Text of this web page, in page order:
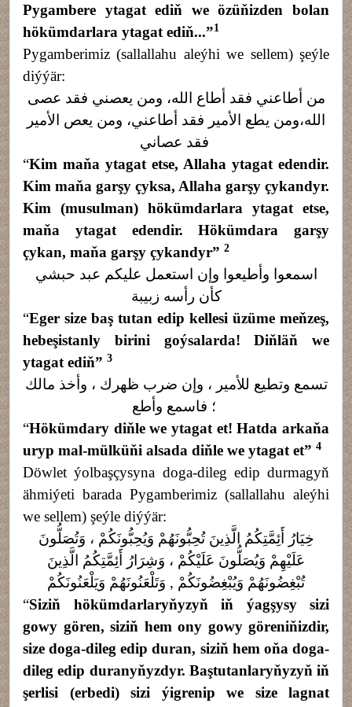
Pygambere ytagat ediň we özüňizden bolan
hökümdarlara ytagat ediň...”1
Pygamberimiz (sallallahu aleýhi we sellem) şeýle
diýýär:
من أطاعني فقد أطاع الله، ومن يعصني فقد عصى
الله،ومن يطع الأمير فقد أطاعني، ومن يعص الأمير
“Kim maňa ytagat etse, Allaha ytagat edendir.
Kim maňa garşy çyksa, Allaha garşy çykandyr.
Kim (musulman) hökümdarlara ytagat etse,
maňa ytagat edendir. Hökümdara garşy
çykan, maňa garşy çykandyr” 2
اسمعوا وأطيعوا وإن استعمل عليكم عبد حبشي
كأن رأسه زبيبة
“Eger size baş tutan edip kellesi üzüme meňzeş,
hebeşistanly birini goýsalarda! Diňläň we
ytagat ediň” 3
تسمع وتطيع للأمير ، وإن ضرب ظهرك ، وأخذ مالك
“Hökümdary diňle we ytagat et! Hatda arkaňa
uryp mal-mülküňi alsada diňle we ytagat et” 4
Döwlet ýolbaşçysyna doga-dileg edip durmagyň
ähmiýeti barada Pygamberimiz (sallallahu aleýhi
we sellem) şeýle diýýär:
خِيَارُ أَئِمَّتِكُمُ الَّذِينَ تُحِبُّونَهُمْ وَيُحِبُّونَكُمْ ، وَتُصَلُّونَ
عَلَيْهِمْ وَيُصَلُّونَ عَلَيْكُمْ ، وَشِرَارُ أَئِمَّتِكُمُ الَّذِينَ
تُبْغِضُونَهُمْ وَيُبْغِضُونَكُمْ , وَتَلْعَنُونَهُمْ وَيَلْعَنُونَكُمْ
“Siziň hökümdarlaryňyzyň iň ýagşysy sizi
gowy gören, siziň hem ony gowy göreniňizdir,
size doga-dileg edip duran, siziň hem oňa doga-
dileg edip duranyňyzdyr. Baştutanlaryňyzyň iň
şerlisi (erbedi) sizi ýigrenip we size lagnat